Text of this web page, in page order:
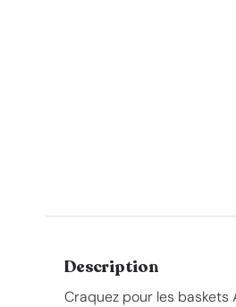
Description
Craquez pour les baskets